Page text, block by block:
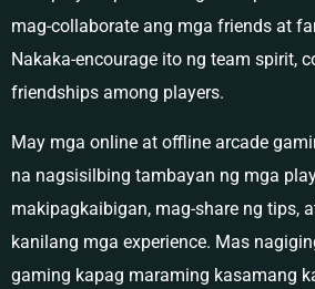
mag-collaborate ang mga friends at
Nakaka-encourage ito ng team spirit,
friendships among players.
May mga online at offline arcade
na nagsisilbing tambayan ng mga
makipagkaibigan, mag-share ng tips,
kanilang mga experience. Mas
gaming kapag maraming kasamang